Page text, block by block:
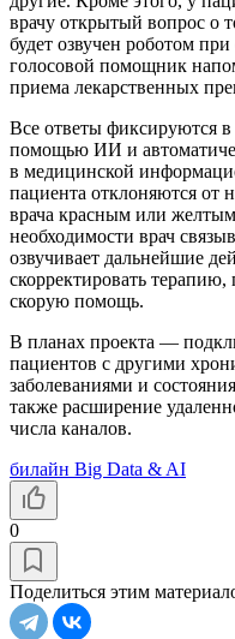
врачу открытый вопрос о
будет озвучен роботом
голосовой помощник
приема лекарственных
Все ответы фиксируются
помощью ИИ и
в медицинской
пациента отклоняются от
врача красным или
необходимости врач
озвучивает дальнейшие
скорректировать
скорую помощь.
В планах проекта —
пациентов с другими
заболеваниями и
также расширение
числа каналов.
билайн Big Data & AI
0
Поделиться этим